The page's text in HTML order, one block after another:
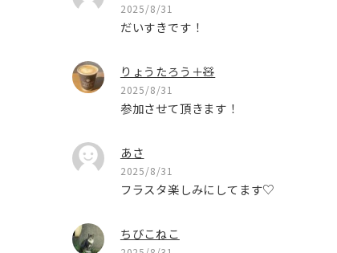
2025/8/31
だいすきです！
りょうたろう＋🧸
2025/8/31
参加させて頂きます！
あさ
2025/8/31
フラスタ楽しみにしてます♡
ちびこねこ